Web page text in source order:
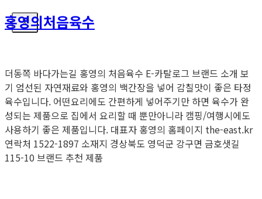
X
홍영의처음육수
더동쪽 바다가는길 홍영의 처음육수 E-카탈로그 브랜드 소개 보
기 엄선된 자연재료와 홍영의 백간장을 넣어 감칠맛이 좋은 타정
육수입니다. 어떤요리에도 간편하게 넣어주기만 하면 육수가 완
성되는 제품으로 집에서 요리할 때 뿐만아니라 캠핑/여행시에도
사용하기 좋은 제품입니다. 대표자 홍영의 홈페이지 the-east.kr
연락처 1522-1897 소재지 경상북도 영덕군 강구면 금호샛길
115-10 브랜드 추천 제품